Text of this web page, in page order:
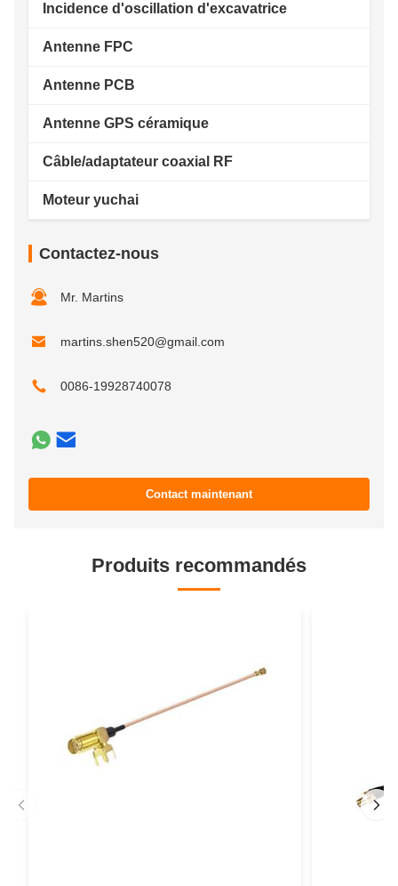
Incidence d'oscillation d'excavatrice
Antenne FPC
Antenne PCB
Antenne GPS céramique
Câble/adaptateur coaxial RF
Moteur yuchai
Contactez-nous
Mr. Martins
martins.shen520@gmail.com
0086-19928740078
Contact maintenant
Produits recommandés